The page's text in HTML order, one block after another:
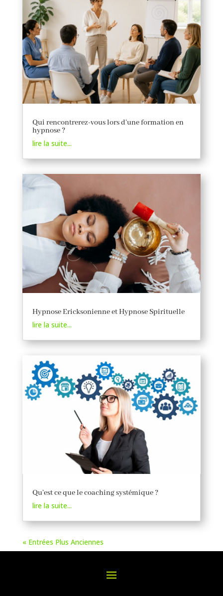
Qui rencontrerez-vous lors d’une formation en
hypnose ?
lire la suite...
Hypnose Ericksonienne et Hypnose Spirituelle
lire la suite...
Qu’est ce que le coaching systémique ?
lire la suite...
« Entrées Plus Anciennes